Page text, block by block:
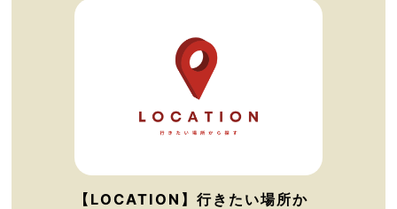
【LOCATION】行きたい場所か